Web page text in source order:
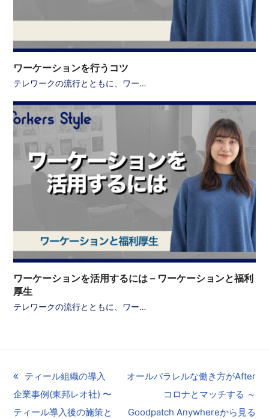
ワーケーションを行うコツ
テレワークの流行とともに、ワー…
ワーケーションを活用するには – ワーケーションと福利
厚生
テレワークの流行とともに、ワー…
previous
post:
ティール組織の導入
企業事例(東邦レオ社) 〜
ティール導入後の施策と
next
オールパラレルな働き方がAfter
コロナとマッチする ～
Goodpatch Anywhereから見る